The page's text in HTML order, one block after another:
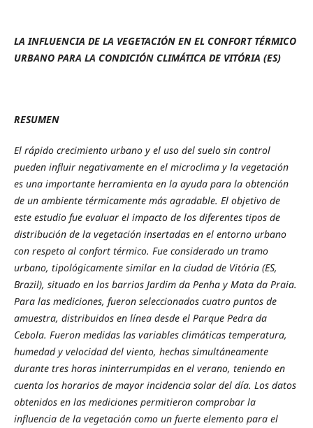
LA INFLUENCIA DE LA VEGETACIÓN EN EL CONFORT TÉRMICO
URBANO PARA LA CONDICIÓN CLIMÁTICA DE VITÓRIA (ES)
RESUMEN
El rápido crecimiento urbano y el uso del suelo sin control
pueden influir negativamente en el microclima y la vegetación
es una importante herramienta en la ayuda para la obtención
de un ambiente térmicamente más agradable. El objetivo de
este estudio fue evaluar el impacto de los diferentes tipos de
distribución de la vegetación insertadas en el entorno urbano
con respeto al confort térmico. Fue considerado un tramo
urbano, tipológicamente similar en la ciudad de Vitória (ES,
Brazil), situado en los barrios Jardim da Penha y Mata da Praia.
Para las mediciones, fueron seleccionados cuatro puntos de
amuestra, distribuidos en línea desde el Parque Pedra da
Cebola. Fueron medidas las variables climáticas temperatura,
humedad y velocidad del viento, hechas simultáneamente
durante tres horas ininterrumpidas en el verano, teniendo en
cuenta los horarios de mayor incidencia solar del día. Los datos
obtenidos en las mediciones permitieron comprobar la
influencia de la vegetación como un fuerte elemento para el